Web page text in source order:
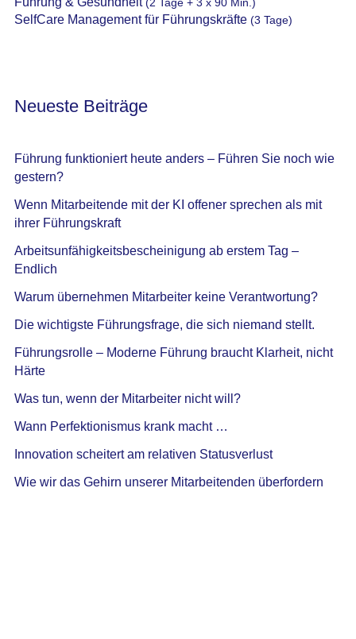
SelfCare Management für Führungskräfte(3 Tage)
Neueste Beiträge
Führung funktioniert heute anders – Führen Sie noch wie
gestern?
Wenn Mitarbeitende mit der KI offener sprechen als mit
ihrer Führungskraft
Arbeitsunfähigkeitsbescheinigung ab erstem Tag –
Endlich
Warum übernehmen Mitarbeiter keine Verantwortung?
Die wichtigste Führungsfrage, die sich niemand stellt.
Führungsrolle – Moderne Führung braucht Klarheit, nicht
Härte
Was tun, wenn der Mitarbeiter nicht will?
Wann Perfektionismus krank macht …
Innovation scheitert am relativen Statusverlust
Wie wir das Gehirn unserer Mitarbeitenden überfordern